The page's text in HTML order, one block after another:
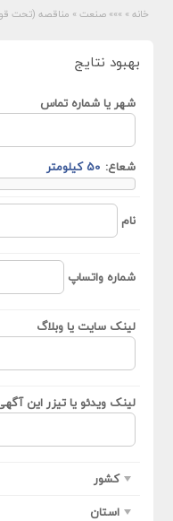
خانه » »»» صنعت » مناقصه (تحت
بهبود نتایج
شهر یا شماره تماس
شعاع:
نام
شماره واتساپ
لینک سایت یا وبلاگ
لینک ویدئو یا تیزر این
کشور
استان